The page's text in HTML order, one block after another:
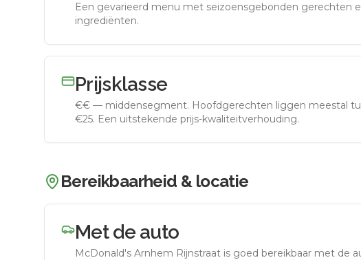
Een gevarieerd menu met seizoensgebonden gerechten
ingrediënten.
Prijsklasse
€€ — middensegment. Hoofdgerechten liggen meestal
€25. Een uitstekende prijs-kwaliteitverhouding.
Bereikbaarheid & locatie
Met de auto
McDonald's Arnhem Rijnstraat is goed bereikbaar met de